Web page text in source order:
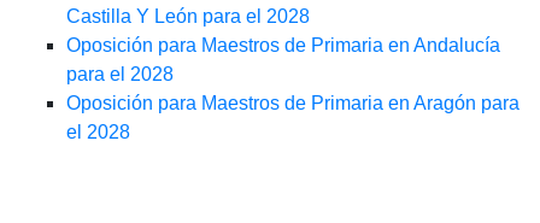
Castilla Y León para el 2028
Oposición para Maestros de Primaria en Andalucía
para el 2028
Oposición para Maestros de Primaria en Aragón para
el 2028